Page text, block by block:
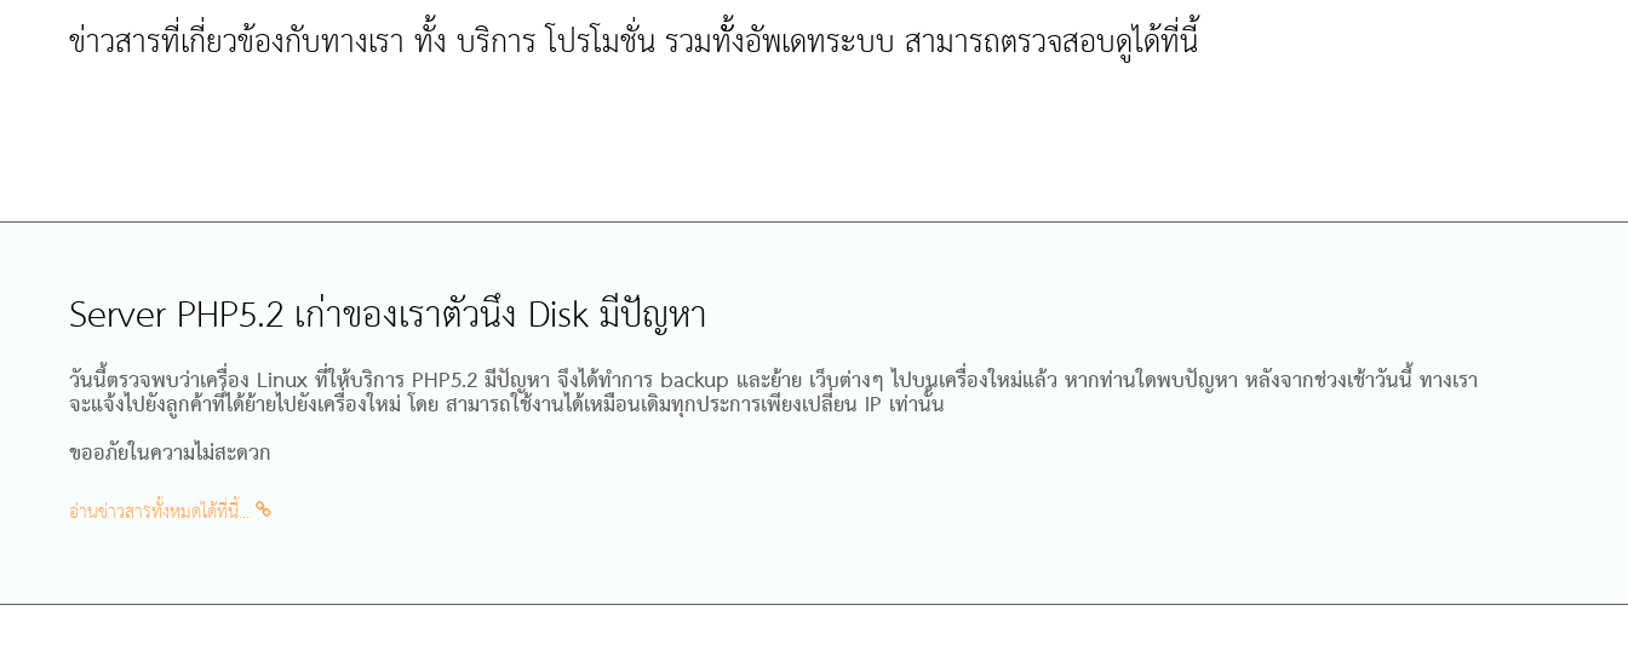
ข่าวสารที่เกี่ยวข้องกับทางเรา ทั้ง บริการ โปรโมชั่น รวมทัั้งอัพเดทระบบ สามารถตรวจสอบดูได้ที่นี้
Server PHP5.2 เก่าของเราตัวนึง Disk มีปัญหา
วันนี้ตรวจพบว่าเครื่อง Linux ที่ให้บริการ PHP5.2 มีปัญหา จึงได้ทำการ backup และย้าย เว็บต่างๆ ไปบนเครื่องใหม่แล้ว หากท่านใดพบปัญหา หลังจากช่วงเช้าวันนี้ ทางเรา
จะแจ้งไปยังลูกค้าที่ได้ย้ายไปยังเครื่องใหม่ โดย สามารถใช้งานได้เหมือนเดิมทุกประการเพียงเปลี่ยน IP เท่านั้น
ขออภัยในความไม่สะดวก
อ่านข่าวสารทั้งหมดได้ที่นี้...